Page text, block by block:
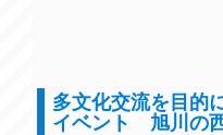
多文化交流を目的
イベント 旭川の